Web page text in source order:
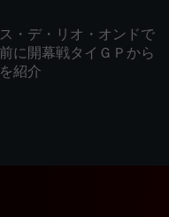
・デ・リオ・オンドで
に開幕戦タイＧＰから
紹介